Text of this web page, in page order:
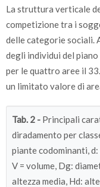
La struttura verticale
competizione tra i
delle categorie sociali.
degli individui del
per le quattro aree il
un limitato valore di
Tab. 2 - Principali
diradamento per
piante codominanti,
V = volume, Dg:
altezza media, Hd: